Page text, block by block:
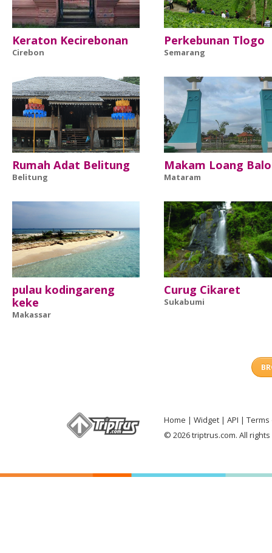
Keraton Kecirebonan
Cirebon
Perkebunan Tlogo
Semarang
Rumah Adat Belitung
Belitung
Makam Loang
Mataram
pulau kodingareng
keke
Makassar
Curug Cikaret
Sukabumi
Home Widget API
Terms
© 2026 triptrus.com. All